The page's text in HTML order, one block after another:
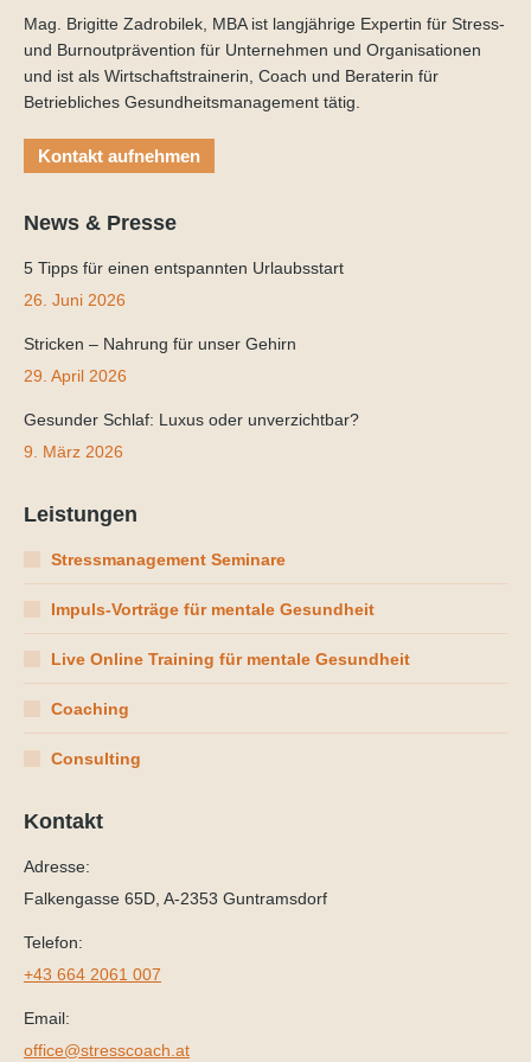
Mag. Brigitte Zadrobilek, MBA ist langjährige Expertin für Stress-
und Burnoutprävention für Unternehmen und Organisationen
und ist als Wirtschaftstrainerin, Coach und Beraterin für
Betriebliches Gesundheitsmanagement tätig.
Kontakt aufnehmen
News & Presse
5 Tipps für einen entspannten Urlaubsstart
26. Juni 2026
Stricken – Nahrung für unser Gehirn
29. April 2026
Gesunder Schlaf: Luxus oder unverzichtbar?
9. März 2026
Leistungen
Stressmanagement Seminare
Impuls-Vorträge für mentale Gesundheit
Live Online Training für mentale Gesundheit
Coaching
Consulting
Kontakt
Adresse:
Falkengasse 65D, A-2353 Guntramsdorf
Telefon:
+43 664 2061 007
Email:
office@stresscoach.at